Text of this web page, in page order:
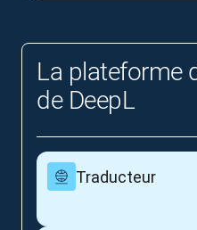
La plateforme
de DeepL
Traducteur